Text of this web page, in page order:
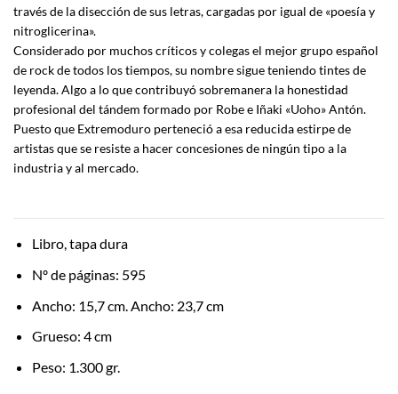
través de la disección de sus letras, cargadas por igual de «poesía y
nitroglicerina».
Considerado por muchos críticos y colegas el mejor grupo español
de rock de todos los tiempos, su nombre sigue teniendo tintes de
leyenda. Algo a lo que contribuyó sobremanera la honestidad
profesional del tándem formado por Robe e Iñaki «Uoho» Antón.
Puesto que Extremoduro perteneció a esa reducida estirpe de
artistas que se resiste a hacer concesiones de ningún tipo a la
industria y al mercado.
Libro, tapa dura
Nº de páginas: 595
Ancho: 15,7 cm. Ancho: 23,7 cm
Grueso: 4 cm
Peso: 1.300 gr.